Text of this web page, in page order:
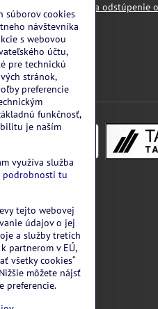
Formulár na odstúpenie
súborov cookies
návštevníka
s webovou
účtu,
pre technickú
stránok,
preferencie
funkčnosť,
je naším
využíva služba
podrobnosti tu
tejto webovej
údajov o jej
a služby tretích
partnerom v EÚ,
všetky cookies“
môžete nájsť
preferencie.